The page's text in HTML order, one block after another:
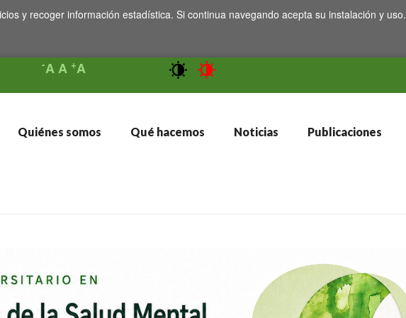
y recoger información estadística. Si continua navegando acepta su instalación y uso.
-AA +A
Quiénes somos Qué hacemos Noticias Publicaciones